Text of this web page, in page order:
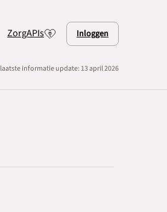
ZorgAPIs Inloggen
laatste informatie update: 13 april 2026